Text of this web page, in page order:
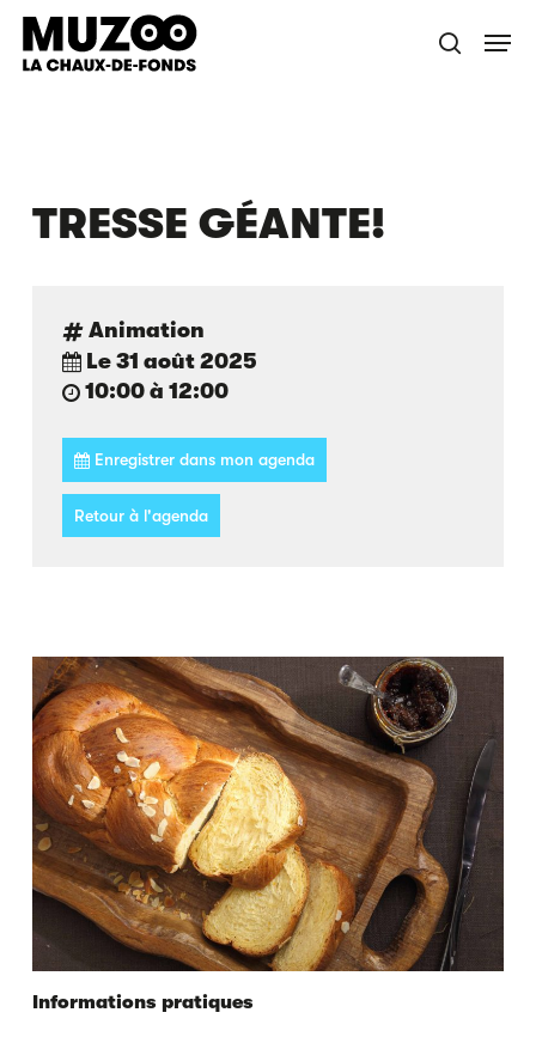
Skip
main
recherche
Menu
TRESSE GÉANTE!
Animation
Le 31 août 2025
10:00 à 12:00
Enregistrer dans mon agenda
Retour à l'agenda
Informations pratiques